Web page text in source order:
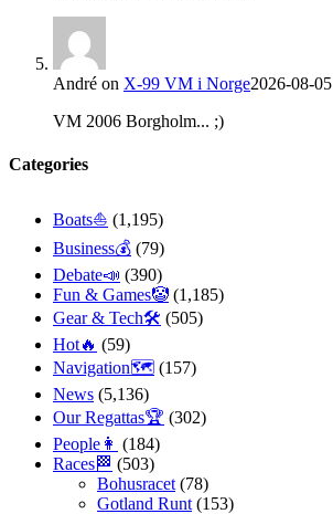
André on X-99 VM i Norge2026-08-05
VM 2006 Borgholm... ;)
Categories
Boats⛵️ (1,195)
Business💰 (79)
Debate📣 (390)
Fun & Games🤡 (1,185)
Gear & Tech🛠 (505)
Hot🔥 (59)
Navigation🗺 (157)
News (5,136)
Our Regattas🏆 (302)
People👩 (184)
Races🏁 (503)
Bohusracet (78)
Gotland Runt (153)